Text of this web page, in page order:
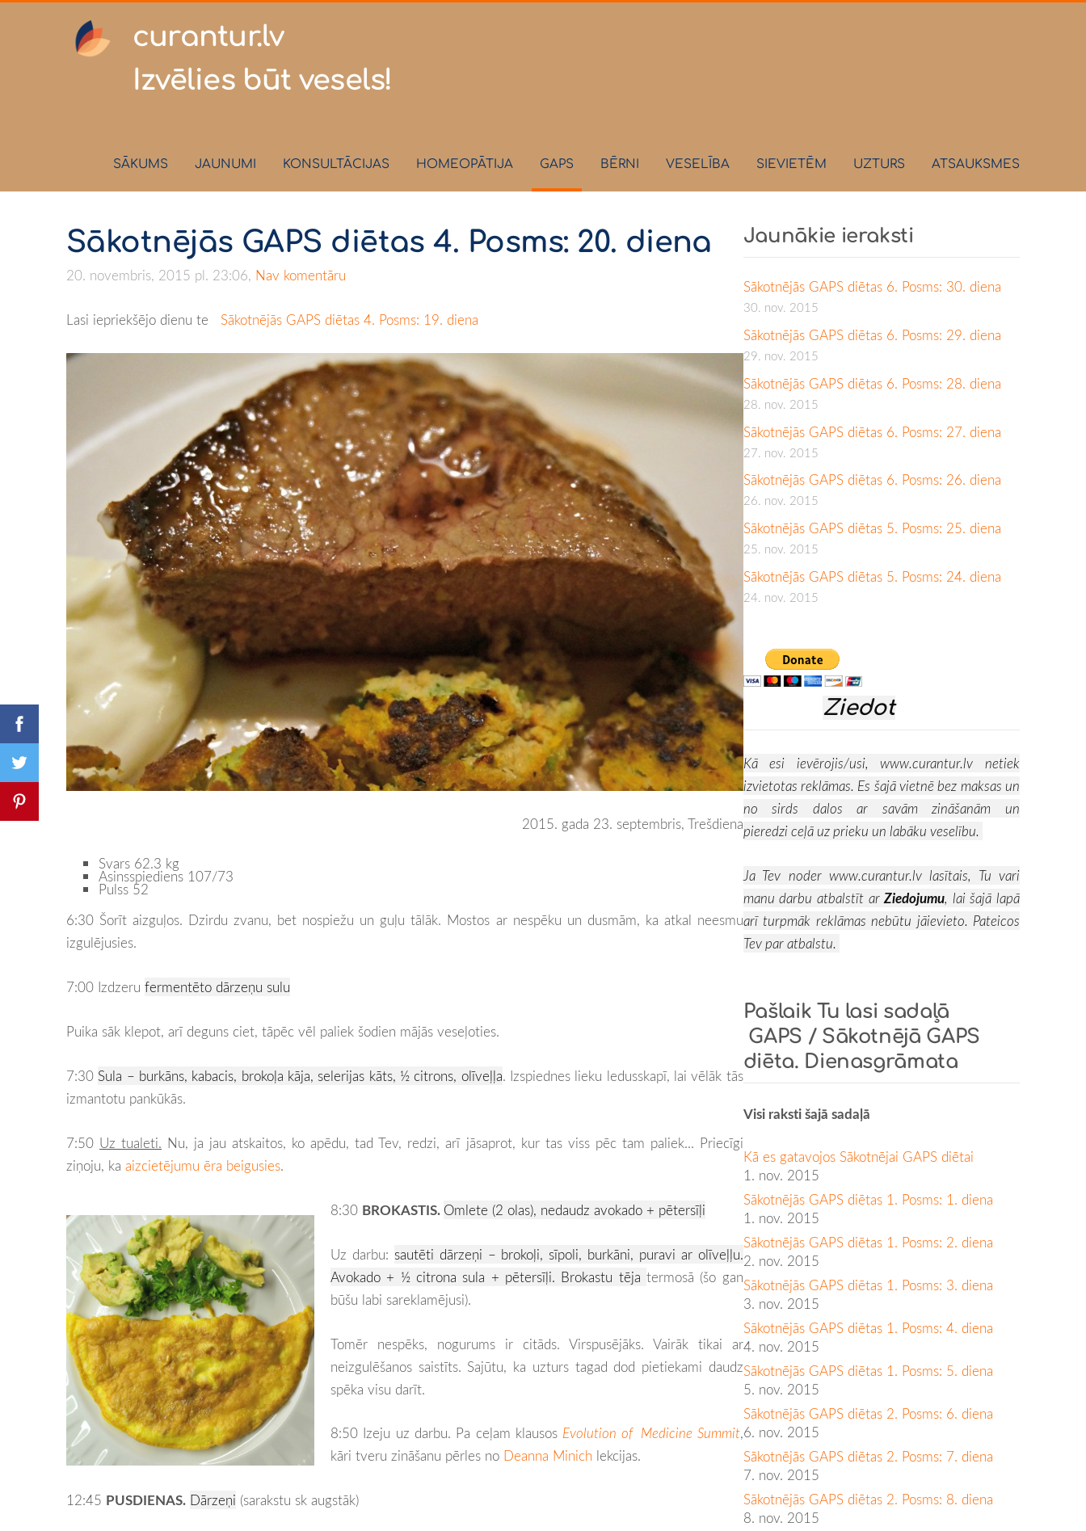
curantur.lv
Izvēlies būt vesels!
SĀKUMS JAUNUMI KONSULTĀCIJAS HOMEOPĀTIJA GAPS BĒRNI VESELĪBA SIEVIETĒM UZTURS ATSAUKSMES
Jaunākie ieraksti
Sākotnējās GAPS diētas 6. Posms: 30. diena
30. nov. 2015
Sākotnējās GAPS diētas 6. Posms: 29. diena
29. nov. 2015
Sākotnējās GAPS diētas 6. Posms: 28. diena
28. nov. 2015
Sākotnējās GAPS diētas 6. Posms: 27. diena
27. nov. 2015
Sākotnējās GAPS diētas 6. Posms: 26. diena
26. nov. 2015
Sākotnējās GAPS diētas 5. Posms: 25. diena
25. nov. 2015
Sākotnējās GAPS diētas 5. Posms: 24. diena
24. nov. 2015
Ziedot
Kā esi ievērojis/usi, www.curantur.lv
netiek
izvietotas reklāmas. Es šajā vietnē bez maksas un
no sirds dalos ar savām zināšanām un
pieredzi ceļā uz prieku un labāku veselību.
Ja Tev noder www.curantur.lvlasītais, Tu vari
manu darbu atbalstīt ar Ziedojumu, lai šajā lapā
arī turpmāk reklāmas nebūtu jāievieto. Pateicos
Tev par atbalstu.
Pašlaik Tu lasi sadaļā
GAPS / Sākotnējā GAPS
diēta. Dienasgrāmata
Visi raksti šajā sadaļā
Kā es gatavojos Sākotnējai GAPS diētai
1. nov. 2015
Sākotnējās GAPS diētas 1. Posms: 1. diena
1. nov. 2015
Sākotnējās GAPS diētas 1. Posms: 2. diena
2. nov. 2015
Sākotnējās GAPS diētas 1. Posms: 3. diena
3. nov. 2015
Sākotnējās GAPS diētas 1. Posms: 4. diena
4. nov. 2015
Sākotnējās GAPS diētas 1. Posms: 5. diena
5. nov. 2015
Sākotnējās GAPS diētas 2. Posms: 6. diena
6. nov. 2015
Sākotnējās GAPS diētas 2. Posms: 7. diena
7. nov. 2015
Sākotnējās GAPS diētas 2. Posms: 8. diena
8. nov. 2015
Sākotnējās GAPS diētas 4. Posms: 20. diena
20. novembris, 2015 pl. 23:06, Nav komentāru
Lasi iepriekšējo dienu te Sākotnējās GAPS diētas 4. Posms: 19. diena
2015. gada 23. septembris, Trešdiena
Svars 62.3 kg
Asinsspiediens 107/73
Pulss 52
6:30 Šorīt aizguļos. Dzirdu zvanu, bet nospiežu un guļu tālāk. Mostos ar nespēku un dusmām, ka atkal neesmu
izgulējusies.
7:00 Izdzeru fermentēto dārzeņu sulu
Puika sāk klepot, arī deguns ciet, tāpēc vēl paliek šodien mājās veseļoties.
7:30 Sula – burkāns, kabacis, brokoļa kāja, selerijas kāts, ½ citrons, olīveļļa. Izspiednes lieku ledusskapī, lai vēlāk tās
izmantotu pankūkās.
7:50 Uz tualeti. Nu, ja jau atskaitos, ko apēdu, tad Tev, redzi, arī jāsaprot, kur tas viss pēc tam paliek... Priecīgi
ziņoju, ka aizcietējumu ēra beigusies.
8:30 BROKASTIS. Omlete (2 olas), nedaudz avokado + pētersīļi
Uz darbu: sautēti dārzeņi – brokoļi, sīpoli, burkāni, puravi ar olīveļļu.
Avokado + ½ citrona sula + pētersīļi. Brokastu tējatermosā (šo gan
būšu labi sareklamējusi).
Tomēr nespēks, nogurums ir citāds. Virspusējāks. Vairāk tikai ar
neizgulēšanos saistīts. Sajūtu, ka uzturs tagad dod pietiekami daudz
spēka visu darīt.
8:50 Izeju uz darbu. Pa ceļam klausos Evolution of Medicine Summit,
kāri tveru zināšanu pērles no Deanna Minich lekcijas.
12:45 PUSDIENAS. Dārzeņi (sarakstu sk augstāk)